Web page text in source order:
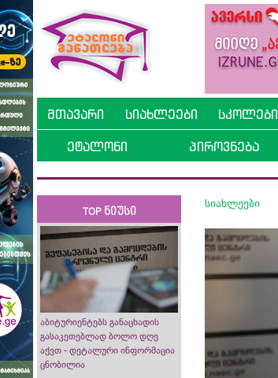
მთავარი სიახლეები სკოლები
ეტალონი პიროვნება
TOP ნიუსი
აბიტურიენტებს განაცხადის
გასაკეთებლად ბოლო დღე
აქვთ - დეტალური ინფორმაცია
ცნობილია
სიახლეები